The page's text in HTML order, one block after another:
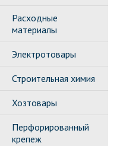
Расходные
материалы
Электротовары
Строительная химия
Хозтовары
Перфорированный
крепеж